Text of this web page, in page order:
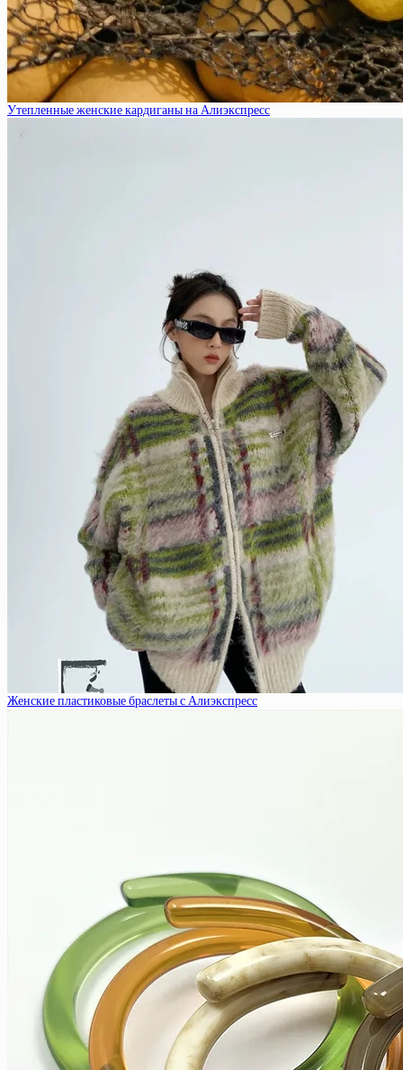
Утепленные женские кардиганы на Алиэкспресс
Женские пластиковые браслеты с Алиэкспресс